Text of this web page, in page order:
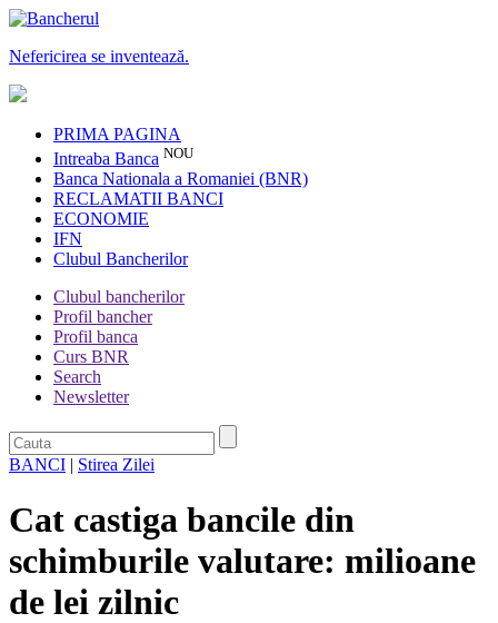
Nefericirea se inventează.
PRIMA PAGINA
Intreaba Banca NOU
Banca Nationala a Romaniei (BNR)
RECLAMATII BANCI
ECONOMIE
IFN
Clubul Bancherilor
Clubul bancherilor
Profil bancher
Profil banca
Curs BNR
Search
Newsletter
BANCI | Stirea Zilei
Cat castiga bancile din
schimburile valutare: milioane
de lei zilnic